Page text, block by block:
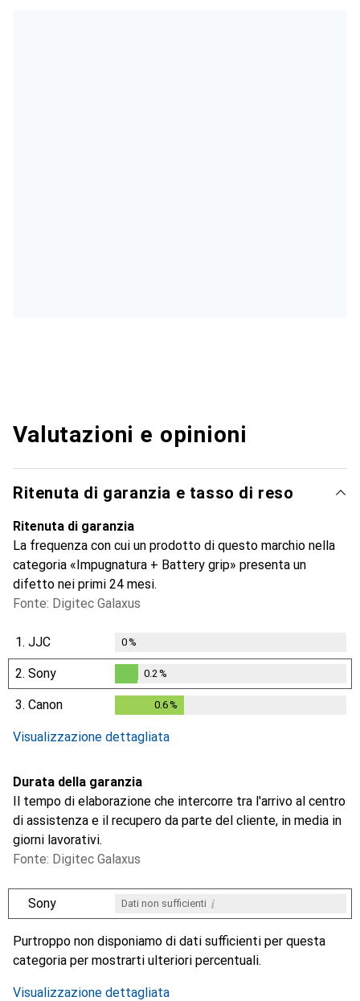
Valutazioni e opinioni
Ritenuta di garanzia e tasso di reso
Ritenuta di garanzia
La frequenza con cui un prodotto di questo marchio nella
categoria «Impugnatura + Battery grip» presenta un
difetto nei primi 24 mesi.
Fonte: Digitec Galaxus
1. JJC 0%
2. Sony
0.2%
0.2 %
3. Canon 0.6 %
Visualizzazione dettagliata
Durata della garanzia
Il tempo di elaborazione che intercorre tra l'arrivo al centro
di assistenza e il recupero da parte del cliente, in media in
giorni lavorativi.
Fonte: Digitec Galaxus
Sony Dati non sufficienti i
Purtroppo non disponiamo di dati sufficienti per questa
categoria per mostrarti ulteriori percentuali.
Visualizzazione dettagliata